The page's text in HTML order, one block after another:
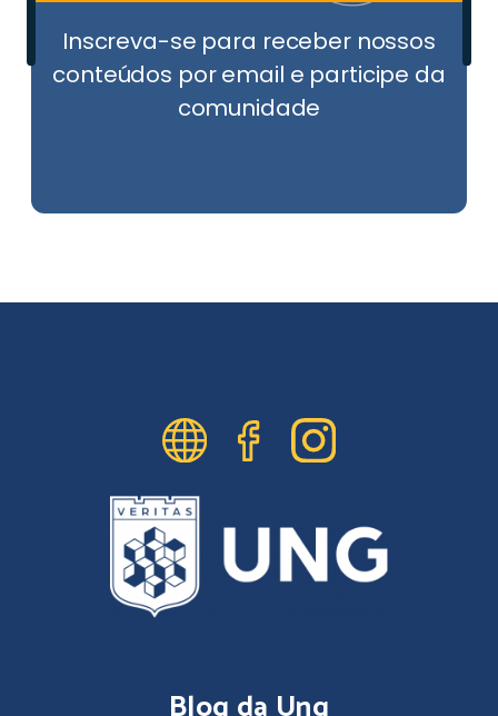
Inscreva-se para receber nossos
conteúdos por email e participe da
comunidade